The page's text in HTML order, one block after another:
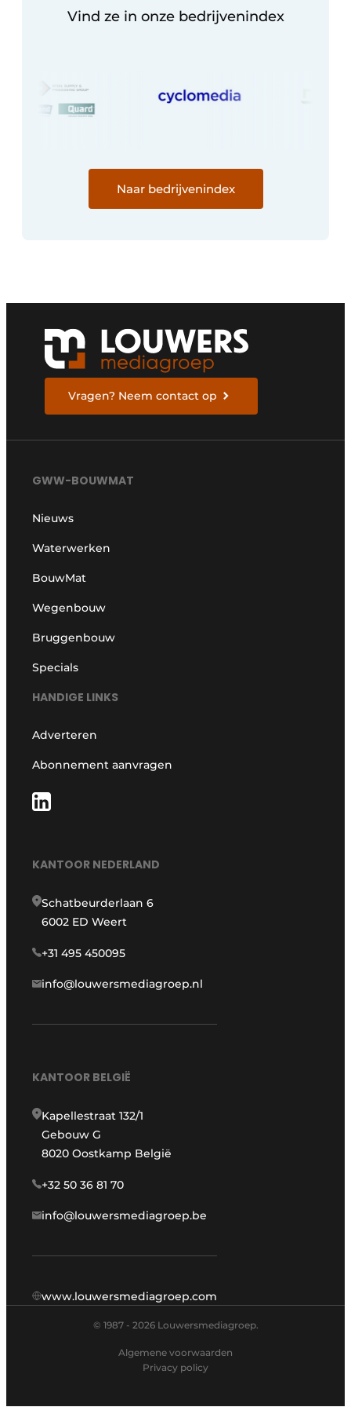
Vind ze in onze bedrijvenindex
Naar bedrijvenindex
Vragen? Neem contact op
GWW-BOUWMAT
Nieuws
Waterwerken
BouwMat
Wegenbouw
Bruggenbouw
Specials
HANDIGE LINKS
Adverteren
Abonnement aanvragen
KANTOOR NEDERLAND
Schatbeurderlaan 6
6002 ED Weert
+31 495 450095
info@louwersmediagroep.nl
KANTOOR BELGIË
Kapellestraat 132/1
Gebouw G
8020 Oostkamp België
+32 50 36 81 70
info@louwersmediagroep.be
www.louwersmediagroep.com
© 1987 - 2026 Louwersmediagroep.
Algemene voorwaarden
Privacy policy